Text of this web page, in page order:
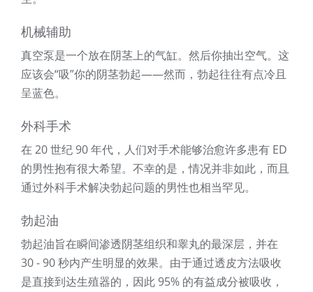
机械辅助
真空泵是一个放在阴茎上的气缸。然后你抽出空气。这
应该会“吸”你的阴茎勃起——然而，勃起往往有点冷且
呈蓝色。
外科手术
在 20 世纪 90 年代，人们对​​手术能够治愈许多患有 ED
的男性抱有很大希望。不幸的是，情况并非如此，而且
通过外科手术解决勃起问题的男性也相当罕见。
勃起油
勃起油旨在瞬间渗透阴茎组织和睾丸的最深层，并在
30 - 90 秒内产生明显的效果。由于通过透皮方法吸收
是直接到达生殖器的，因此 95% 的有益成分被吸收，